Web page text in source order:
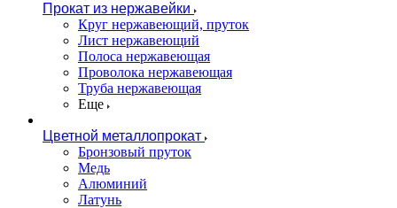
Прокат из нержавейки
Круг нержавеющий, пруток
Лист нержавеющий
Полоса нержавеющая
Проволока нержавеющая
Труба нержавеющая
Еще
Цветной металлопрокат
Бронзовый пруток
Медь
Алюминий
Латунь